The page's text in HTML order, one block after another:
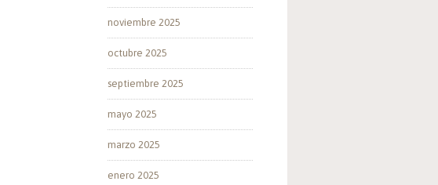
noviembre 2025
octubre 2025
septiembre 2025
mayo 2025
marzo 2025
enero 2025